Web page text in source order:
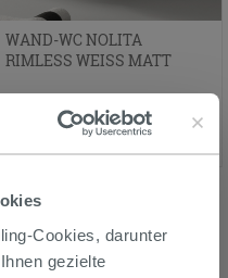
Cookies, darunter
gezielte
WAND-WC NOLITA
RIMLESS WEISS MATT